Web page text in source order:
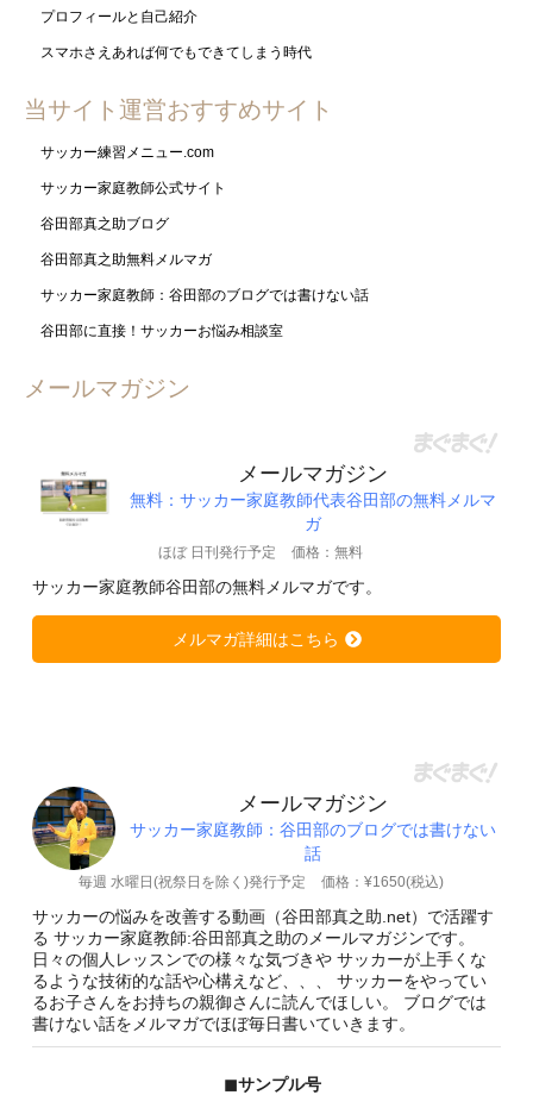
プロフィールと自己紹介
スマホさえあれば何でもできてしまう時代
当サイト運営おすすめサイト
サッカー練習メニュー.com
サッカー家庭教師公式サイト
谷田部真之助ブログ
谷田部真之助無料メルマガ
サッカー家庭教師：谷田部のブログでは書けない話
谷田部に直接！サッカーお悩み相談室
メールマガジン
メールマガジン
無料：サッカー家庭教師代表谷田部の無料メルマ
ガ
ほぼ 日刊発行予定 価格：無料
サッカー家庭教師谷田部の無料メルマガです。
メルマガ詳細はこちら
メールマガジン
サッカー家庭教師：谷田部のブログでは書けない
話
毎週 水曜日(祝祭日を除く)発行予定 価格：¥1650(税込)
サッカーの悩みを改善する動画（谷田部真之助.net）で活躍す
る サッカー家庭教師:谷田部真之助のメールマガジンです。
日々の個人レッスンでの様々な気づきや サッカーが上手くな
るような技術的な話や心構えなど、、、 サッカーをやってい
るお子さんをお持ちの親御さんに読んでほしい。 ブログでは
書けない話をメルマガでほぼ毎日書いていきます。
◼︎サンプル号